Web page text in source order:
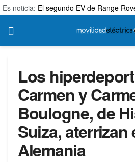
Es noticia: El segundo EV de Range
Los
Carmen y
Boulogne, de
Suiza, aterrizan
Alemania